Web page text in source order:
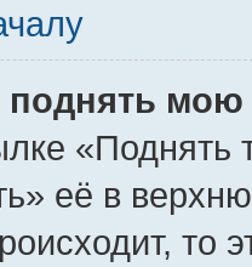
поднять мою
«Поднять
её в
то